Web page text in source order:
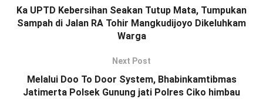
Ka UPTD Kebersihan Seakan Tutup Mata, Tumpukan
Sampah di Jalan RA Tohir Mangkudijoyo Dikeluhkam
Warga
Next Post
Melalui Doo To Door System, Bhabinkamtibmas
Jatimerta Polsek Gunung jati Polres Ciko himbau